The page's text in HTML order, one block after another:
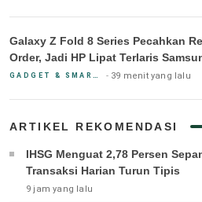
Galaxy Z Fold 8 Series Pecahkan
Order, Jadi HP Lipat Terlaris
GADGET & SMARTPHONE 39 menit yang lalu
ARTIKEL REKOMENDASI
IHSG Menguat 2,78 Persen
Transaksi Harian Turun Tipis
9 jam yang lalu